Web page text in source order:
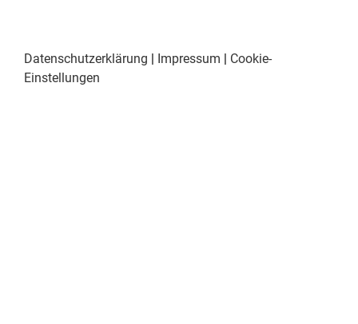
Datenschutzerklärung Impressum
Cookie-
Einstellungen